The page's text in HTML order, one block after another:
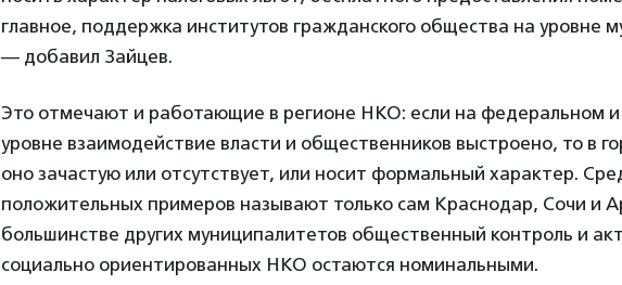
главное, поддержка институтов гражданского общества на уровне
— добавил Зайцев.
Это отмечают и работающие в регионе НКО: если на федеральном
уровне взаимодействие власти и общественников выстроено, то в
оно зачастую или отсутствует, или носит формальный характер.
положительных примеров называют только сам Краснодар, Сочи и
большинстве других муниципалитетов общественный контроль и
социально ориентированных НКО остаются номинальными.